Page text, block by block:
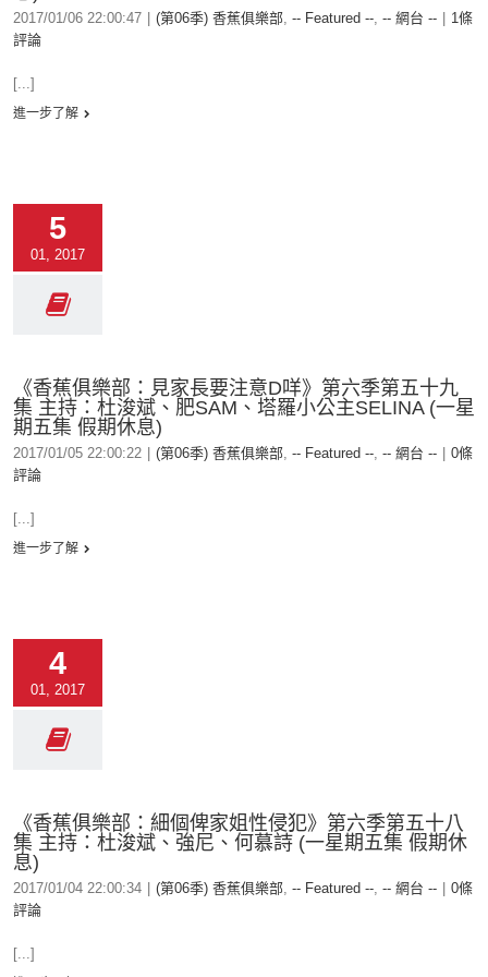
2017/01/06 22:00:47 (第06季) 香蕉俱樂部, -- Featured --, -- 網台 --
1條
評論
[...]
進一步了解
5
01, 2017
《香蕉俱樂部：見家長要注意D咩》第六季第五十九
集 主持：杜浚斌、肥SAM、塔羅小公主SELINA (一星
期五集 假期休息)
2017/01/05 22:00:22 (第06季) 香蕉俱樂部, -- Featured --, -- 網台 --
0條
評論
[...]
進一步了解
4
01, 2017
《香蕉俱樂部：細個俾家姐性侵犯》第六季第五十八
集 主持：杜浚斌、強尼、何慕詩 (一星期五集 假期休
息)
2017/01/04 22:00:34 (第06季) 香蕉俱樂部, -- Featured --, -- 網台 --
0條
評論
[...]